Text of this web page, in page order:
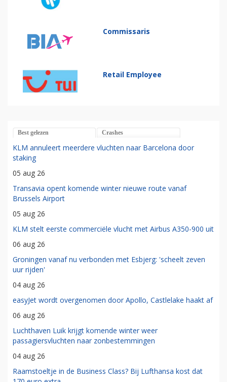
Commissaris
Retail Employee
Best gelezen Crashes
KLM annuleert meerdere vluchten naar Barcelona door
staking
05 aug 26
Transavia opent komende winter nieuwe route vanaf
Brussels Airport
05 aug 26
KLM stelt eerste commerciële vlucht met Airbus A350-900 uit
06 aug 26
Groningen vanaf nu verbonden met Esbjerg: 'scheelt zeven
uur rijden'
04 aug 26
easyJet wordt overgenomen door Apollo, Castlelake haakt af
06 aug 26
Luchthaven Luik krijgt komende winter weer
passagiersvluchten naar zonbestemmingen
04 aug 26
Raamstoeltje in de Business Class? Bij Lufthansa kost dat